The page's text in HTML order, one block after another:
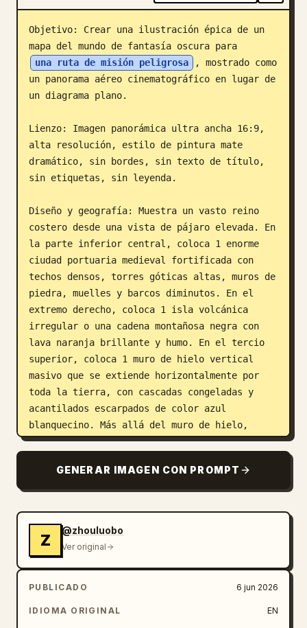
Blog
Actualizaciones
Objetivo: Crear una ilustración épica de un
mapa del mundo de fantasía oscura para
una ruta de misión peligrosa
, mostrado como
un panorama aéreo cinematográfico en lugar de
un diagrama plano.
Lienzo: Imagen panorámica ultra ancha 16:9,
alta resolución, estilo de pintura mate
dramático, sin bordes, sin texto de título,
sin etiquetas, sin leyenda.
Diseño y geografía: Muestra un vasto reino
costero desde una vista de pájaro elevada. En
la parte inferior central, coloca 1 enorme
ciudad portuaria medieval fortificada con
techos densos, torres góticas altas, muros de
piedra, muelles y barcos diminutos. En el
extremo derecho, coloca 1 isla volcánica
irregular o una cadena montañosa negra con
lava naranja brillante y humo. En el tercio
superior, coloca 1 muro de hielo vertical
masivo que se extiende horizontalmente por
toda la tierra, con cascadas congeladas y
acantilados escarpados de color azul
blanquecino. Más allá del muro de hielo,
muestra 1 meseta de páramo congelado llena de
y montañas bajo nubes de tormenta. Entre la
ciudad y el muro de hielo, muestra 1 región
aldeas dispersas, caminos, ruinas y colinas
rocosas. Rodea la tierra con un océano oscuro
y tormentoso, olas, niebla y barcos pequeños.
Superposición de ruta: Añade exactamente 1
línea de ruta de viaje continua de color rojo
GENERAR IMAGEN CON PROMPT
Z
@zhouluobo
Ver original
PUBLICADO 6 jun 2026
IDIOMA ORIGINAL EN